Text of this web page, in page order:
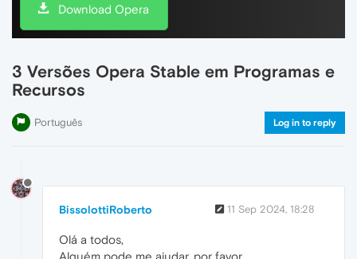
Download Opera
3 Versões Opera Stable em Programas e
Recursos
Português Log in to reply
BissolottiRoberto 11 Sep 2024, 18:28
Olá a todos,
Alguém pode me ajudar, por favor.